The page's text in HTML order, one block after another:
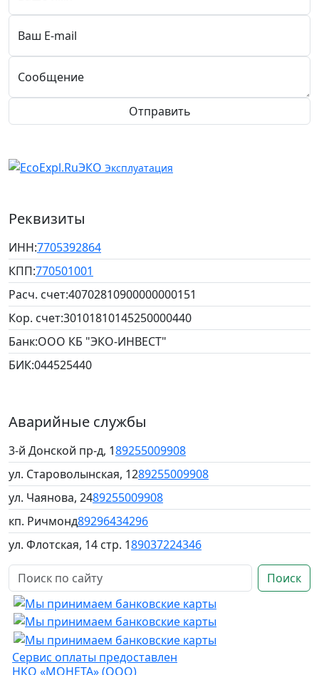
Ваш E-mail
Сообщение
Отправить
ЭКО Эксплуатация
Реквизиты
ИНН:7705392864
КПП:770501001
Расч. счет:40702810900000000151
Кор. счет:30101810145250000440
Банк:ООО КБ "ЭКО-ИНВЕСТ"
БИК:044525440
Аварийные службы
3-й Донской пр-д, 189255009908
ул. Староволынская, 1289255009908
ул. Чаянова, 2489255009908
кп. Ричмонд89296434296
ул. Флотская, 14 стр. 189037224346
Поиск
Сервис оплаты предоставлен
НКО «МОНЕТА» (ООО)